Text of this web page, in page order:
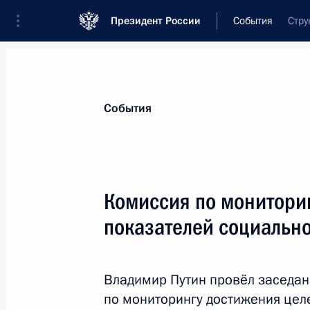
Президент России События
Новости
Парад Победы на Красной
События
Комиссия по
показателей
Владимир Путин провёл
по мониторингу достижения